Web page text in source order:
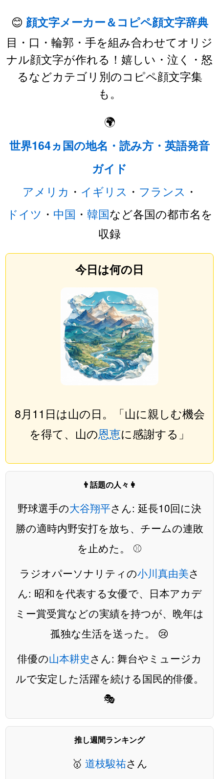
😊 顔文字メーカー＆コピペ顔文字辞典
目・口・輪郭・手を組み合わせてオリジ
ナル顔文字が作れる！嬉しい・泣く・怒
るなどカテゴリ別のコピペ顔文字集
も。
🌍
世界164ヵ国の地名・読み方・英語発音
ガイド
アメリカ ・ イギリス ・ フランス ・
ドイツ ・ 中国 ・ 韓国など各国の都市名を
収録
今日は何の日
8月11日は山の日。「山に親しむ機会
を得て、山の恩恵に感謝する」
👨話題の人々👩
野球選手の大谷翔平さん: 延長10回に決
勝の適時内野安打を放ち、チームの連敗
を止めた。 ⚾
ラジオパーソナリティの小川真由美さ
ん: 昭和を代表する女優で、日本アカデ
ミー賞受賞などの実績を持つが、晩年は
孤独な生活を送った。 😢
俳優の山本耕史さん: 舞台やミュージカ
ルで安定した活躍を続ける国民的俳優。
🎭
推し週間ランキング
🥇 道枝駿祐さん